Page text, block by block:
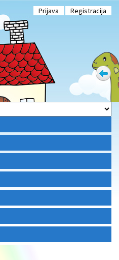
Prijava Registracija